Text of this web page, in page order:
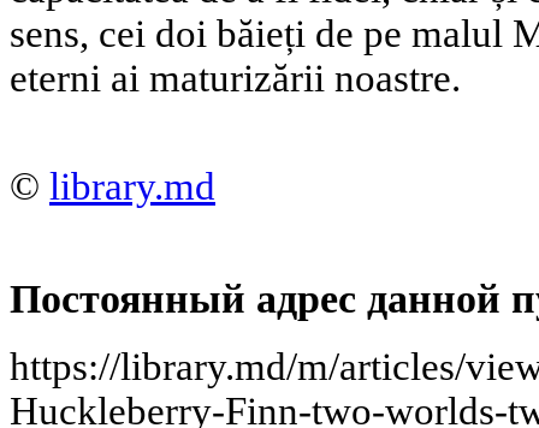
sens, cei doi băieți de pe malul
eterni ai maturizării noastre.
© library.md
Постоянный адрес данной
https://library.md/m/articles/
Huckleberry-Finn-two-worlds-